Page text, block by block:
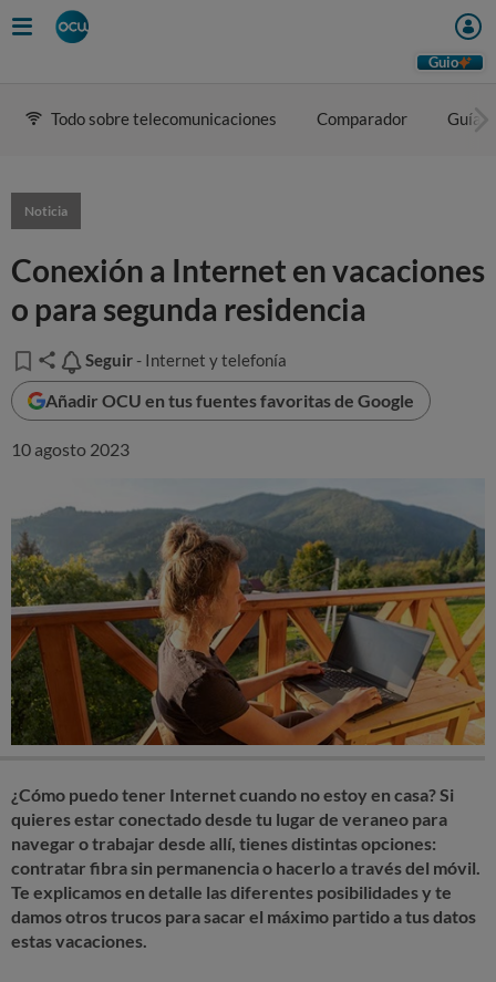
Guio
Todo sobre telecomunicaciones Comparador Guía
Noticia
Conexión a Internet en vacaciones
o para segunda residencia
Seguir
Seguir - Internet y telefonía
Añadir OCU en tus fuentes favoritas de Google
10 agosto 2023
¿Cómo puedo tener Internet cuando no estoy en casa? Si
quieres estar conectado desde tu lugar de veraneo para
navegar o trabajar desde allí, tienes distintas opciones:
contratar fibra sin permanencia o hacerlo a través del móvil.
Te explicamos en detalle las diferentes posibilidades y te
damos otros trucos para sacar el máximo partido a tus datos
estas vacaciones.